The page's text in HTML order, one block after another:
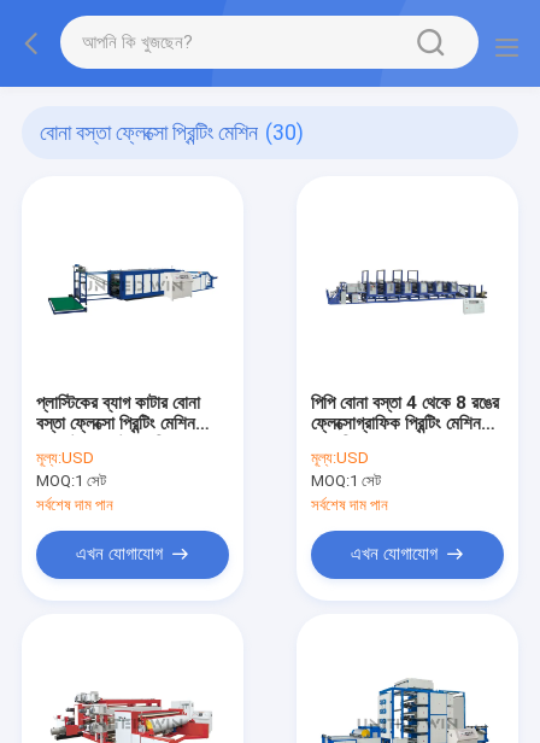
বোনা বস্তা ফ্লেক্সো প্রিন্টিং মেশিন (30)
প্লাস্টিকের ব্যাগ কাটার বোনা
বস্তা ফ্লেক্সো প্রিন্টিং মেশিন
মূল্য:USD
MOQ:1 সেট
সর্বশেষ দাম পান
এখন যোগাযোগ
পিপি বোনা বস্তা 4 থেকে 8 রঙের
ফ্লেক্সোগ্রাফিক প্রিন্টিং মেশিন
মূল্য:USD
MOQ:1 সেট
সর্বশেষ দাম পান
এখন যোগাযোগ